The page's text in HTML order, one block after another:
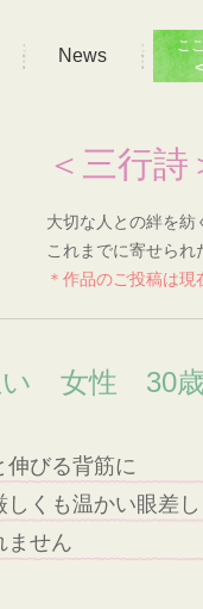
News こ
＜三行詩
大切な人との絆を紡
これまでに寄せられ
＊作品のご投稿は現
い 女性 30
伸びる背筋に
くも温かい眼差し
ません